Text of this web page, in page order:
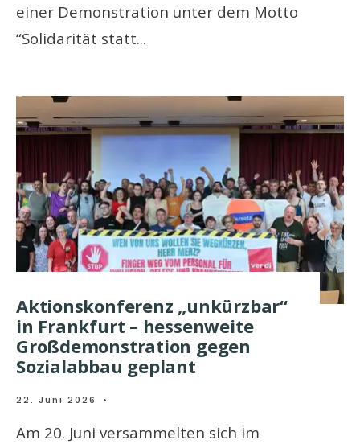
einer Demonstration unter dem Motto
“Solidarität statt...
Aktionskonferenz „unkürzbar“
in Frankfurt – hessenweite
Großdemonstration gegen
Sozialabbau geplant
22. Juni 2026 •
Am 20. Juni versammelten sich im